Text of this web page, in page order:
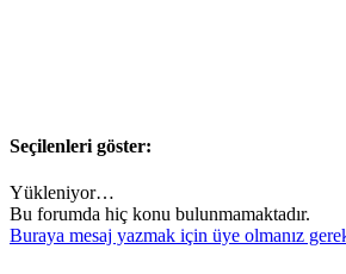
Seçilenleri göster:
Yükleniyor…
Bu forumda hiç konu bulunmamaktadır.
Buraya mesaj yazmak için üye olmanız